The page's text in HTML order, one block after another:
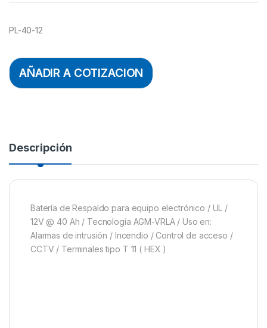
PL-40-12
AÑADIR A COTIZACION
Descripción
Batería de Respaldo para equipo electrónico / UL /
12V @ 40 Ah / Tecnología AGM-VRLA / Uso en:
Alarmas de intrusión / Incendio / Control de acceso /
CCTV / Terminales tipo T 11 ( HEX )